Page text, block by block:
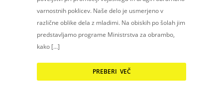
varnostnih poklicev. Naše delo je usmerjeno v
različne oblike dela z mladimi. Na obiskih po šolah jim
predstavljamo programe Ministrstva za obrambo,
kako […]
PREBERI VEČ